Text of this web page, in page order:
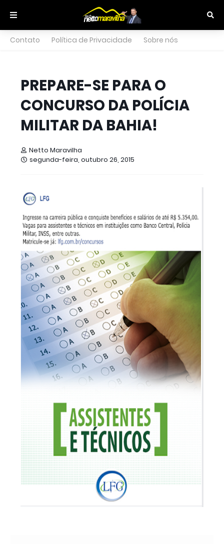
Contato Política de Privacidade Sobre nós
PREPARE-SE PARA O
CONCURSO DA POLÍCIA
MILITAR DA BAHIA!
Netto Maravilha
segunda-feira, outubro 26, 2015